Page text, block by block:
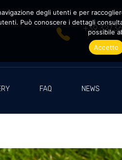
+39
FAQ NEWS
degli utenti e per
Può conoscere i dettagli
possibile
Accetto